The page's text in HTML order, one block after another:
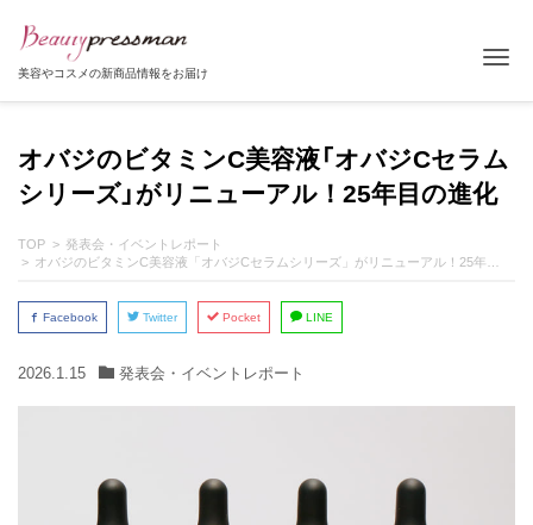
美容やコスメの新商品情報をお届け
オバジのビタミンC美容液「オバジCセラム
シリーズ」がリニューアル！25年目の進化
TOP
発表会・イベントレポート
オバジのビタミンC美容液「オバジCセラムシリーズ」がリニューアル！25年目の進化
Facebook Twitter Pocket LINE
2026.1.15 発表会・イベントレポート